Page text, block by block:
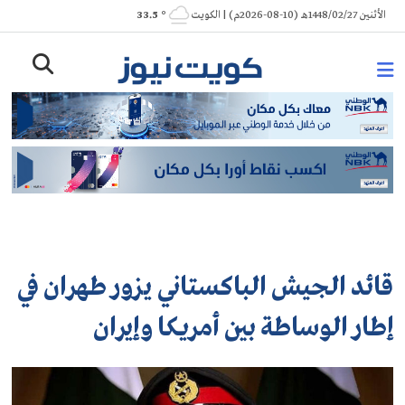
Skip
to
الأثنين 1448/02/27هـ (10-08-2026م) | الكويت ° 33.5
قائد الجيش الباكستاني يزور طهران في
إطار الوساطة بين أمريكا وإيران